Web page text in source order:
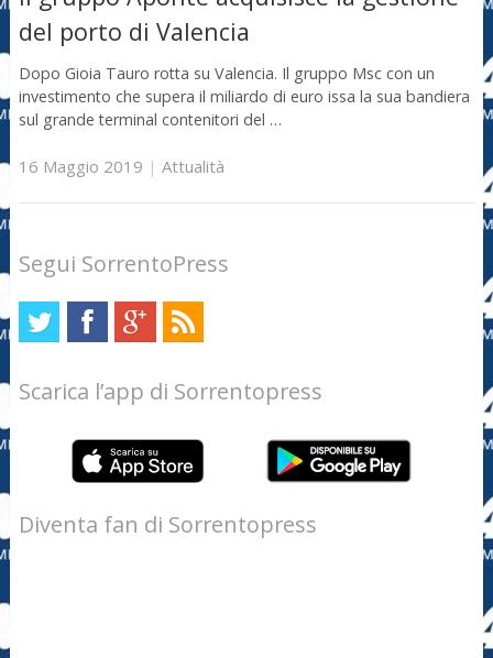
del porto di Valencia
Dopo Gioia Tauro rotta su Valencia. Il gruppo Msc con un
investimento che supera il miliardo di euro issa la sua bandiera
sul grande terminal contenitori del …
16 Maggio 2019 | Attualità
Segui SorrentoPress
Scarica l’app di Sorrentopress
Diventa fan di Sorrentopress